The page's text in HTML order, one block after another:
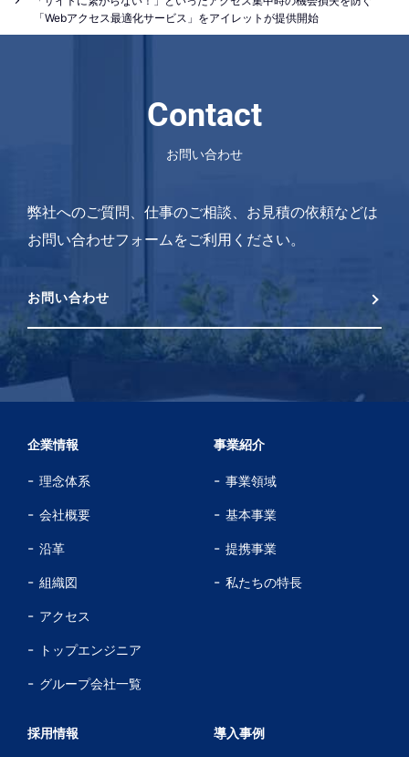
「Webアクセス最適化サービス」をアイレットが提供開始
Contact
お問い合わせ
弊社へのご質問、仕事のご相談、お見積の依頼などは
お問い合わせフォームをご利用ください。
お問い合わせ
企業情報
理念体系
会社概要
沿革
組織図
アクセス
トップエンジニア
グループ会社一覧
事業紹介
事業領域
基本事業
提携事業
私たちの特長
採用情報
導入事例